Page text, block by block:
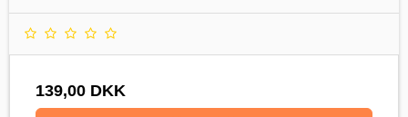
139,00 DKK